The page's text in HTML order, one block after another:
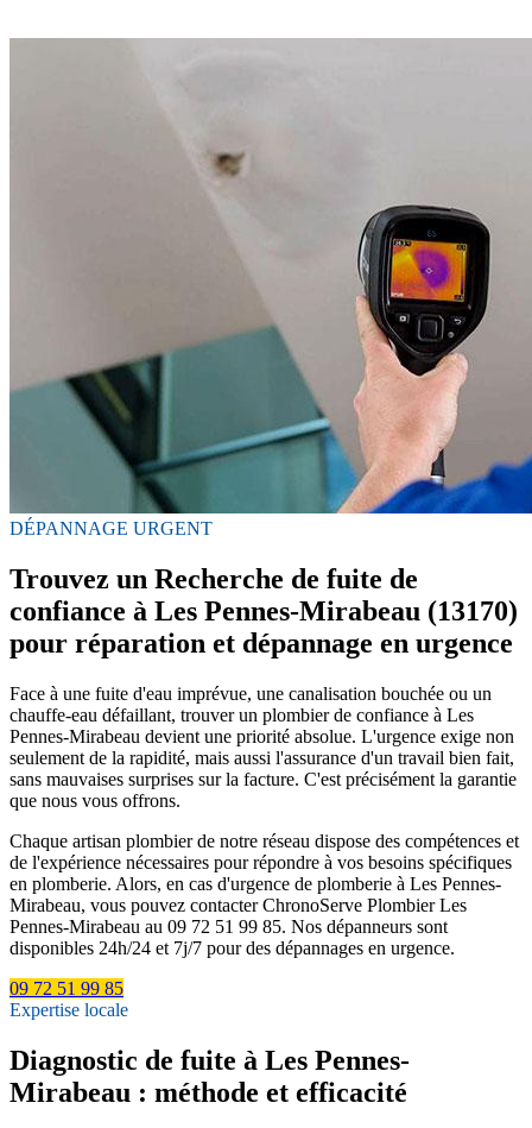
DÉPANNAGE URGENT
Trouvez un Recherche de fuite de
confiance à Les Pennes-Mirabeau (13170)
pour réparation et dépannage en urgence
Face à une fuite d'eau imprévue, une canalisation bouchée ou un
chauffe-eau défaillant, trouver un plombier de confiance à Les
Pennes-Mirabeau devient une priorité absolue. L'urgence exige non
seulement de la rapidité, mais aussi l'assurance d'un travail bien fait,
sans mauvaises surprises sur la facture. C'est précisément la garantie
que nous vous offrons.
Chaque artisan plombier de notre réseau dispose des compétences et
de l'expérience nécessaires pour répondre à vos besoins spécifiques
en plomberie. Alors, en cas d'urgence de plomberie à Les Pennes-
Mirabeau, vous pouvez contacter ChronoServe Plombier Les
Pennes-Mirabeau au 09 72 51 99 85. Nos dépanneurs sont
disponibles 24h/24 et 7j/7 pour des dépannages en urgence.
09 72 51 99 85
Expertise locale
Diagnostic de fuite à Les Pennes-
Mirabeau : méthode et efficacité